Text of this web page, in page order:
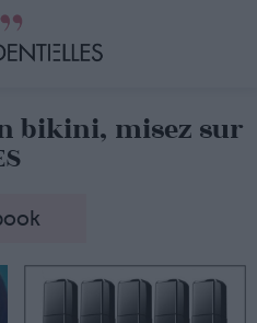
bikini, misez sur